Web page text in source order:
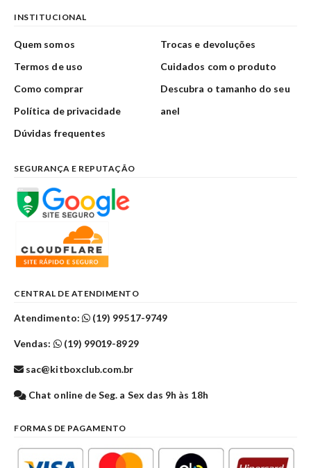
INSTITUCIONAL
Quem somos
Termos de uso
Como comprar
Política de privacidade
Dúvidas frequentes
Trocas e devoluções
Cuidados com o produto
Descubra o tamanho do seu
anel
SEGURANÇA E REPUTAÇÃO
CENTRAL DE ATENDIMENTO
Atendimento: (19) 99517-9749
Vendas: (19) 99019-8929
sac@kitboxclub.com.br
Chat online de Seg. a Sex das 9h às 18h
FORMAS DE PAGAMENTO